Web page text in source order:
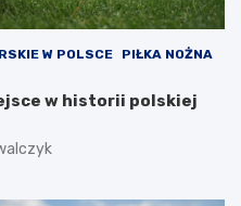
W POLSCE
PIŁKA NOŻNA
w historii polskiej